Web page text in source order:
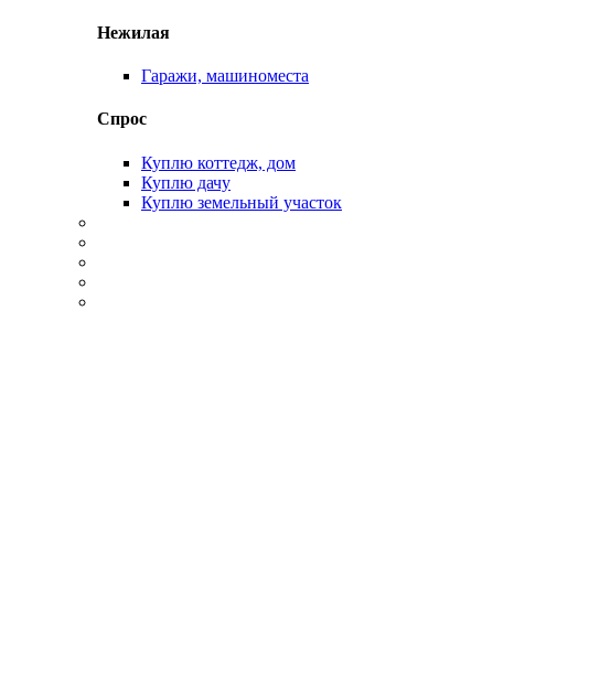
Нежилая
Гаражи, машиноместа
Спрос
Куплю коттедж, дом
Куплю дачу
Куплю земельный участок